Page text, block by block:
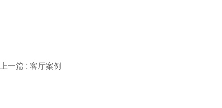
上一篇 : 客厅案例